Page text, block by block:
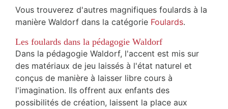
Vous trouverez d'autres magnifiques foulards à la
manière Waldorf dans la catégorie Foulards.
Les foulards dans la pédagogie Waldorf
Dans la pédagogie Waldorf, l'accent est mis sur
des matériaux de jeu laissés à l'état naturel et
conçus de manière à laisser libre cours à
l'imagination. Ils offrent aux enfants des
possibilités de création, laissent la place aux